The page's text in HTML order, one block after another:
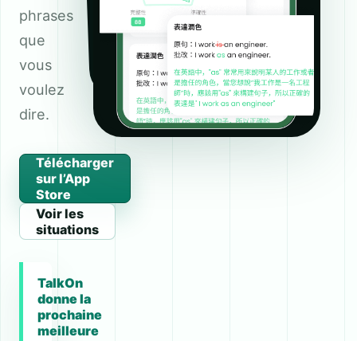
phrases
que
vous
voulez
dire.
Télécharger
sur l’App
Store
Voir les
situations
TalkOn
donne la
prochaine
meilleure